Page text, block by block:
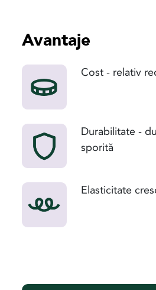
Avantaje
Cost - relativ
Durabilitate -
sporită
Elasticitate